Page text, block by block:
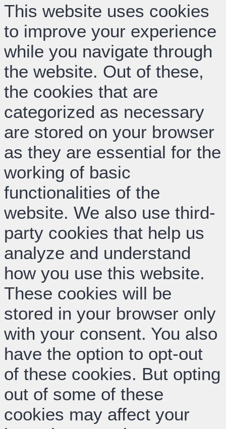
This website uses cookies
to improve your experience
while you navigate through
the website. Out of these,
the cookies that are
categorized as necessary
are stored on your browser
as they are essential for the
working of basic
functionalities of the
website. We also use third-
party cookies that help us
analyze and understand
how you use this website.
These cookies will be
stored in your browser only
with your consent. You also
have the option to opt-out
of these cookies. But opting
out of some of these
cookies may affect your